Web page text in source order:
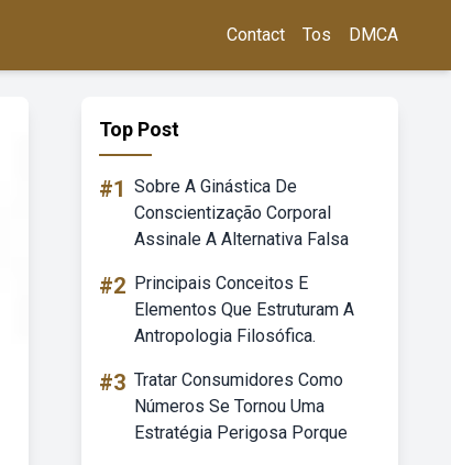
Contact Tos DMCA
Top Post
#1 Sobre A Ginástica De
Conscientização Corporal
Assinale A Alternativa Falsa
#2 Principais Conceitos E
Elementos Que Estruturam A
Antropologia Filosófica.
#3 Tratar Consumidores Como
Números Se Tornou Uma
Estratégia Perigosa Porque